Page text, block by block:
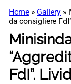
Home » Gallery »
da consigliere
FdI”.